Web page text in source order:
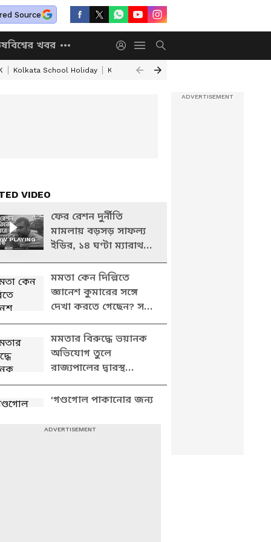
Source
বিশ্বের খবর
Kolkata School Holiday Kolkata Weather Update
VIDEO
PLAYING
ফের রেশন দুর্নীতি
মামলায় বড়সড় সাফল্য
ইডির, ১৪ ঘণ্টা ম্যারাথন
জেরা করে গ্রেফতার
হেভিওয়েটের ঘনিষ্ঠ
মমতা কেন দিল্লিতে
জ্ঞানেশ কুমারের সঙ্গে
দেখা করতে গেছেন? সব
ফাঁস করে যা বললেন
শুভেন্দু
মমতার বিরুদ্ধে ভয়ানক
অভিযোগ তুলে
রাজ্যপালের দ্বারস্থ
শুভেন্দু, দেখুন কী বলছেন
'গণ্ডগোল পাকানোর জন্য
করেছে তৃণমূল',